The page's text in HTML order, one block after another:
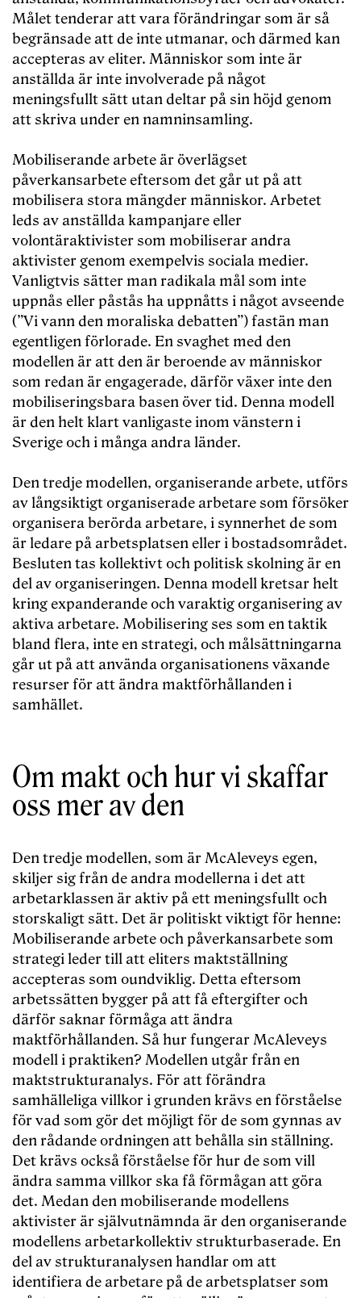
Målet tenderar att vara förändringar som är så
begränsade att de inte utmanar, och därmed kan
accepteras av eliter. Människor som inte är
anställda är inte involverade på något
meningsfullt sätt utan deltar på sin höjd genom
att skriva under en namninsamling.
Mobiliserande arbete är överlägset
påverkansarbete eftersom det går ut på att
mobilisera stora mängder människor. Arbetet
leds av anställda kampanjare eller
volontäraktivister som mobiliserar andra
aktivister genom exempelvis sociala medier.
Vanligtvis sätter man radikala mål som inte
uppnås eller påstås ha uppnåtts i något avseende
(”Vi vann den moraliska debatten”) fastän man
egentligen förlorade. En svaghet med den
modellen är att den är beroende av människor
som redan är engagerade, därför växer inte den
mobiliseringsbara basen över tid. Denna modell
är den helt klart vanligaste inom vänstern i
Sverige och i många andra länder.
Den tredje modellen, organiserande arbete, utförs
av långsiktigt organiserade arbetare som försöker
organisera berörda arbetare, i synnerhet de som
är ledare på arbetsplatsen eller i bostadsområdet.
Besluten tas kollektivt och politisk skolning är en
del av organiseringen. Denna modell kretsar helt
kring expanderande och varaktig organisering av
aktiva arbetare. Mobilisering ses som en taktik
bland flera, inte en strategi, och målsättningarna
går ut på att använda organisationens växande
resurser för att ändra maktförhållanden i
samhället.
Om makt och hur vi skaffar
oss mer av den
Den tredje modellen, som är McAleveys egen,
skiljer sig från de andra modellerna i det att
arbetarklassen är aktiv på ett meningsfullt och
storskaligt sätt. Det är politiskt viktigt för henne:
Mobiliserande arbete och påverkansarbete som
strategi leder till att eliters maktställning
accepteras som oundviklig. Detta eftersom
arbetssätten bygger på att få eftergifter och
därför saknar förmåga att ändra
maktförhållanden. Så hur fungerar McAleveys
modell i praktiken? Modellen utgår från en
maktstrukturanalys. För att förändra
samhälleliga villkor i grunden krävs en förståelse
för vad som gör det möjligt för de som gynnas av
den rådande ordningen att behålla sin ställning.
Det krävs också förståelse för hur de som vill
ändra samma villkor ska få förmågan att göra
det. Medan den mobiliserande modellens
aktivister är självutnämnda är den organiserande
modellens arbetarkollektiv strukturbaserade. En
del av strukturanalysen handlar om att
identifiera de arbetare på de arbetsplatser som